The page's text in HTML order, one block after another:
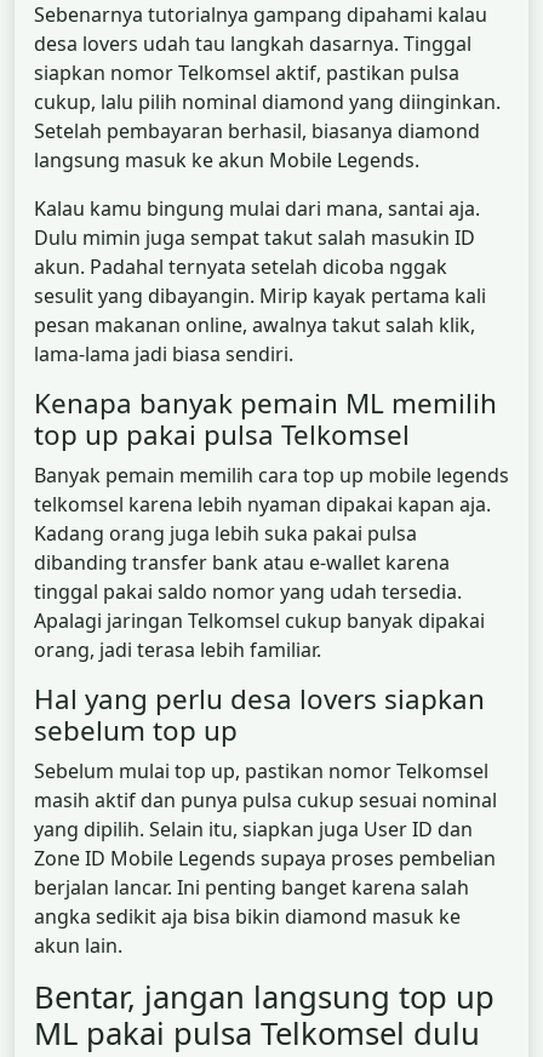
Sebenarnya tutorialnya gampang dipahami kalau
desa lovers udah tau langkah dasarnya. Tinggal
siapkan nomor Telkomsel aktif, pastikan pulsa
cukup, lalu pilih nominal diamond yang diinginkan.
Setelah pembayaran berhasil, biasanya diamond
langsung masuk ke akun Mobile Legends.
Kalau kamu bingung mulai dari mana, santai aja.
Dulu mimin juga sempat takut salah masukin ID
akun. Padahal ternyata setelah dicoba nggak
sesulit yang dibayangin. Mirip kayak pertama kali
pesan makanan online, awalnya takut salah klik,
lama-lama jadi biasa sendiri.
Kenapa banyak pemain ML memilih
top up pakai pulsa Telkomsel
Banyak pemain memilih cara top up mobile legends
telkomsel karena lebih nyaman dipakai kapan aja.
Kadang orang juga lebih suka pakai pulsa
dibanding transfer bank atau e-wallet karena
tinggal pakai saldo nomor yang udah tersedia.
Apalagi jaringan Telkomsel cukup banyak dipakai
orang, jadi terasa lebih familiar.
Hal yang perlu desa lovers siapkan
sebelum top up
Sebelum mulai top up, pastikan nomor Telkomsel
masih aktif dan punya pulsa cukup sesuai nominal
yang dipilih. Selain itu, siapkan juga User ID dan
Zone ID Mobile Legends supaya proses pembelian
berjalan lancar. Ini penting banget karena salah
angka sedikit aja bisa bikin diamond masuk ke
akun lain.
Bentar, jangan langsung top up
ML pakai pulsa Telkomsel dulu